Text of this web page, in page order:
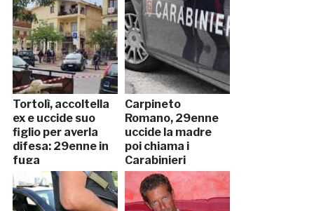
Tortolì, accoltella
ex e uccide suo
figlio per averla
difesa: 29enne in
fuga
Carpineto
Romano, 29enne
uccide la madre
poi chiama i
Carabinieri